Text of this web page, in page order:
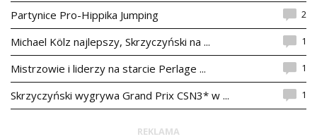
Partynice Pro-Hippika Jumping 2
Michael Kölz najlepszy, Skrzyczyński na ... 1
Mistrzowie i liderzy na starcie Perlage ... 1
Skrzyczyński wygrywa Grand Prix CSN3* w ... 1
REKLAMA